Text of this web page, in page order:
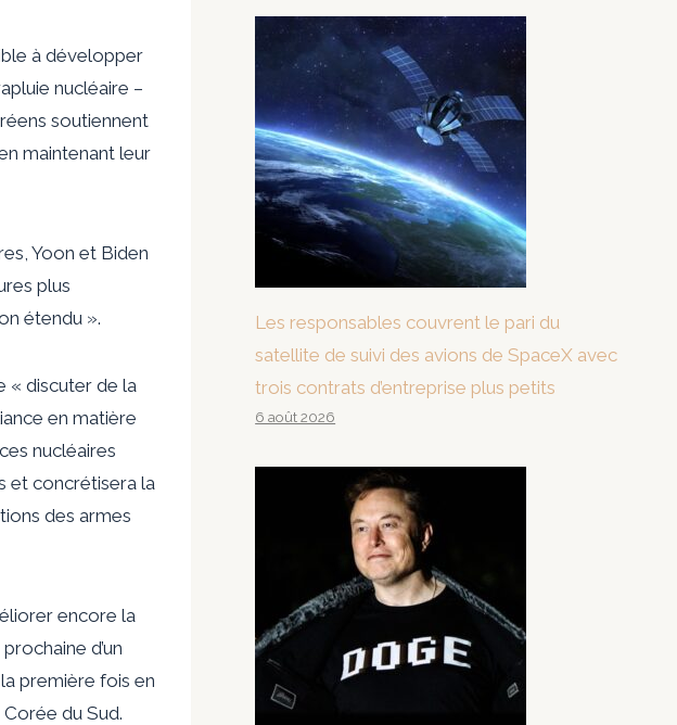
à développer
nucléaire –
soutiennent
maintenant leur
Yoon et Biden
plus
étendu ».
« discuter de la
en matière
nucléaires
et concrétisera la
des armes
encore la
d’un
première fois en
du Sud.
Les responsables couvrent le pari du
satellite de suivi des avions de SpaceX avec
trois contrats d’entreprise plus petits
6 août 2026